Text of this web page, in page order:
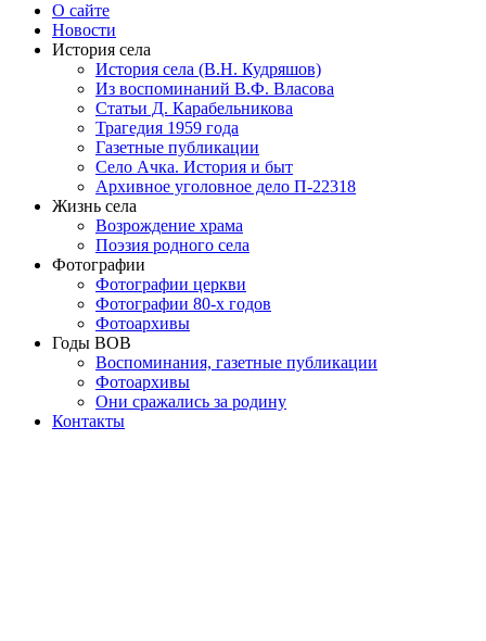
О сайте
Новости
История села
История села (В.Н. Кудряшов)
Из воспоминаний В.Ф. Власова
Статьи Д. Карабельникова
Трагедия 1959 года
Газетные публикации
Село Ачка. История и быт
Архивное уголовное дело П-22318
Жизнь села
Возрождение храма
Поэзия родного села
Фотографии
Фотографии церкви
Фотографии 80-х годов
Фотоархивы
Годы ВОВ
Воспоминания, газетные публикации
Фотоархивы
Они сражались за родину
Контакты